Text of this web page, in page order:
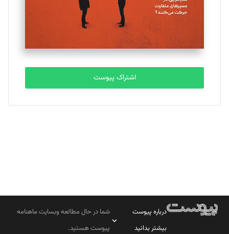
تحریریه
مصطفی مسجدی آرانی
تحریریه
بابک نقاش
تحریریه
اشتراک پیوست
درباره پیوست
بیشتر بدانید
شما در حال مطالعه وبسایت ماهنامه
پیوست هستید.